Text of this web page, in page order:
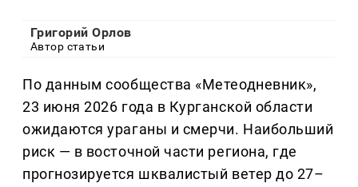
Григорий Орлов
Автор статьи
По данным сообщества «Метеодневник»,
23 июня 2026 года в Курганской области
ожидаются ураганы и смерчи. Наибольший
риск — в восточной части региона, где
прогнозируется шквалистый ветер до 27–